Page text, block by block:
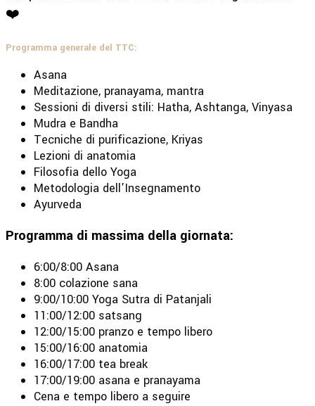
❤️
Programma generale del TTC:
Asana
Meditazione, pranayama, mantra
Sessioni di diversi stili: Hatha, Ashtanga, Vinyasa
Mudra e Bandha
Tecniche di purificazione, Kriyas
Lezioni di anatomia
Filosofia dello Yoga
Metodologia dell’Insegnamento
Ayurveda
Programma di massima della giornata:
6:00/8:00 Asana
8:00 colazione sana
9:00/10:00 Yoga Sutra di Patanjali
11:00/12:00 satsang
12:00/15:00 pranzo e tempo libero
15:00/16:00 anatomia
16:00/17:00 tea break
17:00/19:00 asana e pranayama
Cena e tempo libero a seguire